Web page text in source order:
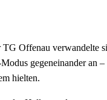
Offenau verwandelte
gegeneinander an
hielten.